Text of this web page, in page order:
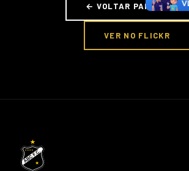
← VOLTAR PARA FOTOS
VER NO FLICKR